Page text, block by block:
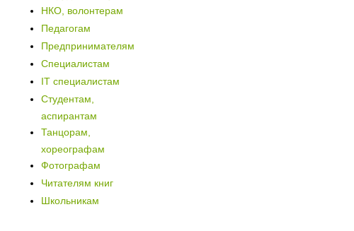
НКО, волонтерам
Педагогам
Предпринимателям
Специалистам
IT специалистам
Студентам,
аспирантам
Танцорам,
хореографам
Фотографам
Читателям книг
Школьникам